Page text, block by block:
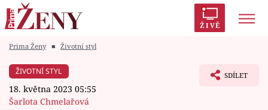
ŽIVĚ
Módní alarm
Prima Ženy ■ Životní styl
ŽIVOTNÍ STYL
18. května 2023 05:55
Šarlota Chmelařová
SDÍLET